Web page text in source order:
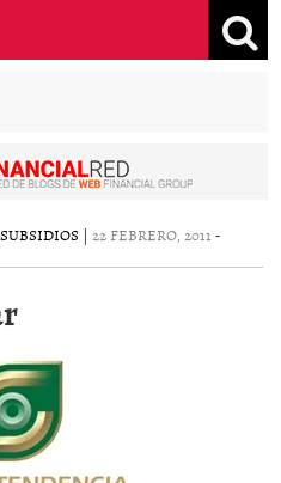
SUBSIDIOS | 22 FEBRERO, 2011 -